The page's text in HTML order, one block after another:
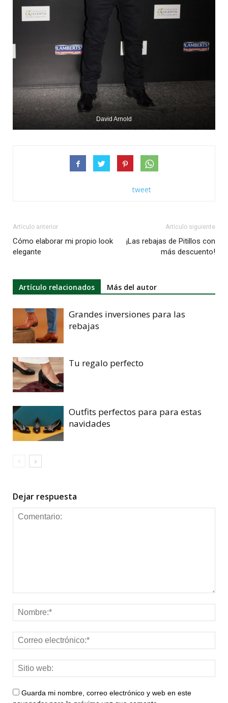
David Arnold
tweet
Artículo anterior
Cómo elaborar mi propio look
elegante
Artículo siguiente
¡Las rebajas de Pitillos con
más descuento!
Artículo relacionados Más del autor
Grandes inversiones para las
rebajas
Tu regalo perfecto
Outfits perfectos para para estas
navidades
Dejar respuesta
Guarda mi nombre, correo electrónico y web en este